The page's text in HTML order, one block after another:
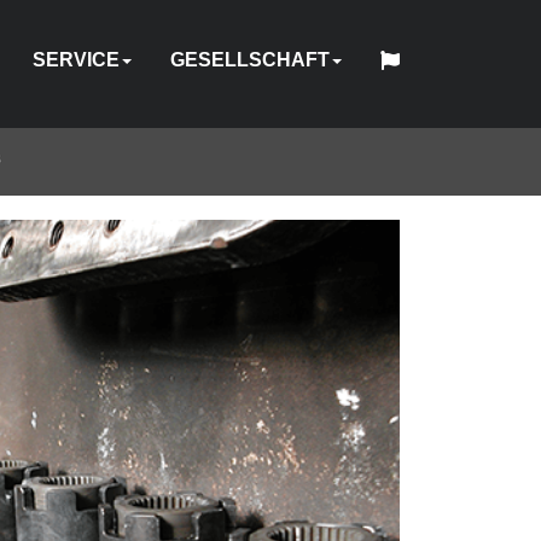
PUMPEN
SERVICE
REPARATUR
KALIBRIERUNG
GERÄTEVERLEIH
GR
ECHNIK
TOOL
IN
CARE
GESELLSCHAFT
ÜBERHYTORC